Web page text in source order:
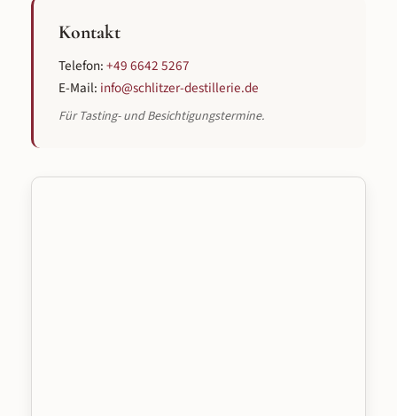
Kontakt
Telefon:+49 6642 5267
E-Mail: info@schlitzer-destillerie.de
Für Tasting- und Besichtigungstermine.